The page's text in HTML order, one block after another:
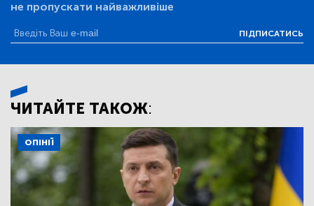
не пропускати найважливіше
ПІДПИСАТИСЬ
ЧИТАЙТЕ ТАКОЖ:
ОПІНІЇ